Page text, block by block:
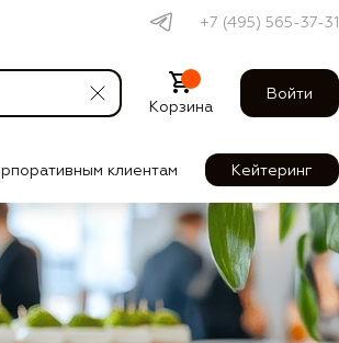
+7 (495) 565-37-31
Корзина
Войти
клиентам Кейтеринг